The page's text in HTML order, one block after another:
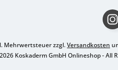
Mehrwertsteuer zzgl.Versandkosten
Koskaderm GmbH Onlineshop - All